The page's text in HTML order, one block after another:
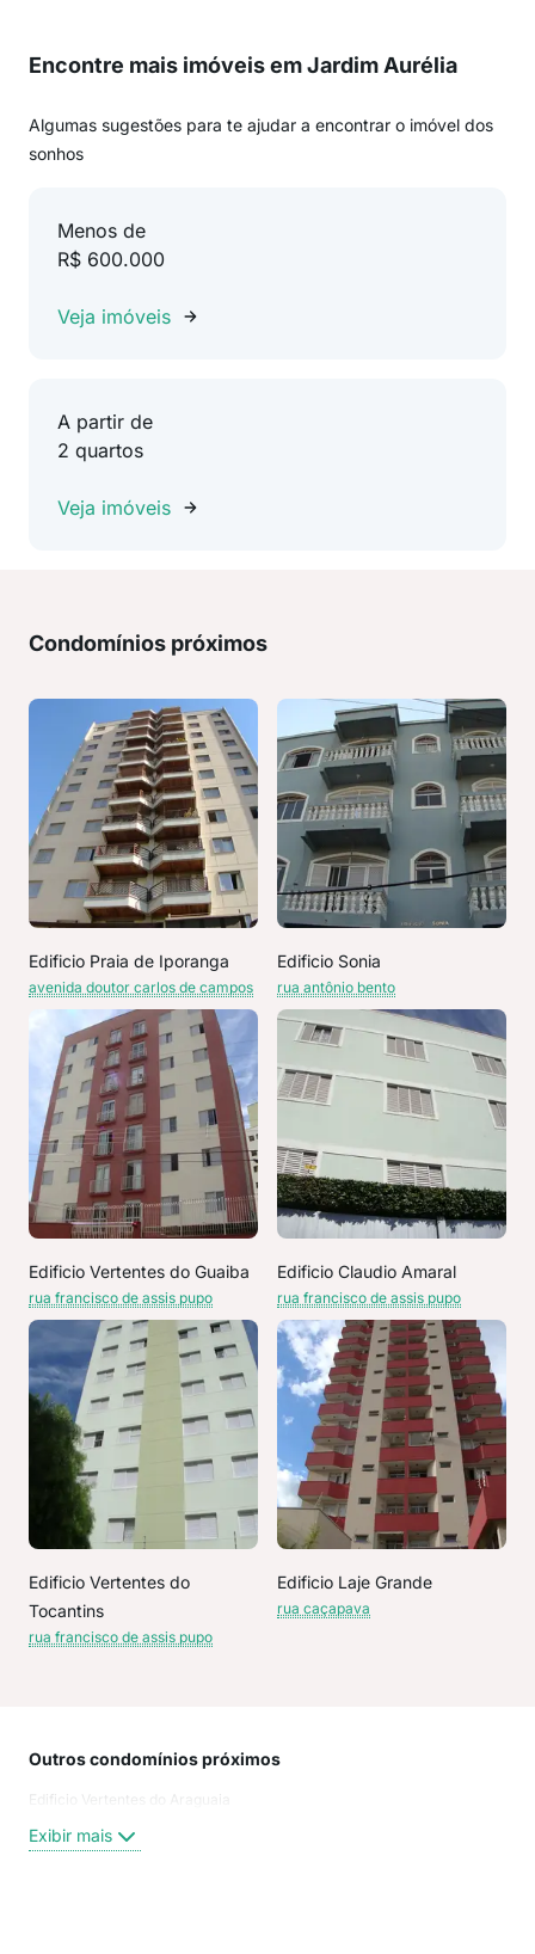
Encontre mais imóveis em Jardim Aurélia
Algumas sugestões para te ajudar a encontrar o imóvel dos
sonhos
Menos de
R$ 600.000
Veja imóveis
A partir de
2 quartos
Veja imóveis
Condomínios próximos
Edificio Praia de Iporanga
avenida doutor carlos de campos
Edificio Sonia
rua antônio bento
Edificio Vertentes do Guaiba
rua francisco de assis pupo
Edificio Claudio Amaral
rua francisco de assis pupo
Edificio Vertentes do
Tocantins
rua francisco de assis pupo
Edificio Laje Grande
rua caçapava
Outros condomínios próximos
Edificio Vertentes do Araguaia
Exibir mais